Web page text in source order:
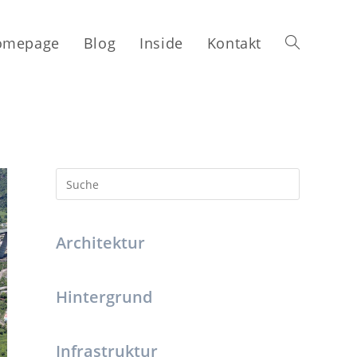
Blog Inside Kontakt
Architektur
Hintergrund
Infrastruktur